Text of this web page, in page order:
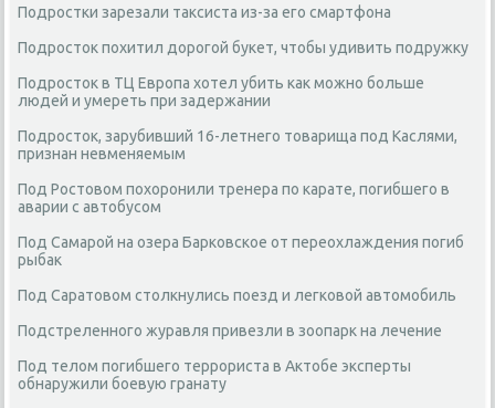
Подростки зарезали таксиста из-за его смартфона
Подросток похитил дорогой букет, чтобы удивить подружку
Подросток в ТЦ Европа хотел убить как можно больше
людей и умереть при задержании
Подросток, зарубивший 16-летнего товарища под Каслями,
признан невменяемым
Под Ростовом похоронили тренера по карате, погибшего в
аварии с автобусом
Под Самарой на озера Барковское от переохлаждения погиб
рыбак
Под Саратовом столкнулись поезд и легковой автомобиль
Подстреленного журавля привезли в зоопарк на лечение
Под телом погибшего террориста в Актобе эксперты
обнаружили боевую гранату